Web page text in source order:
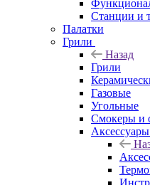
Станции и
Палатки
Грили
Назад
Грили
Газовые
Угольные
Смокеры и
Аксессуары